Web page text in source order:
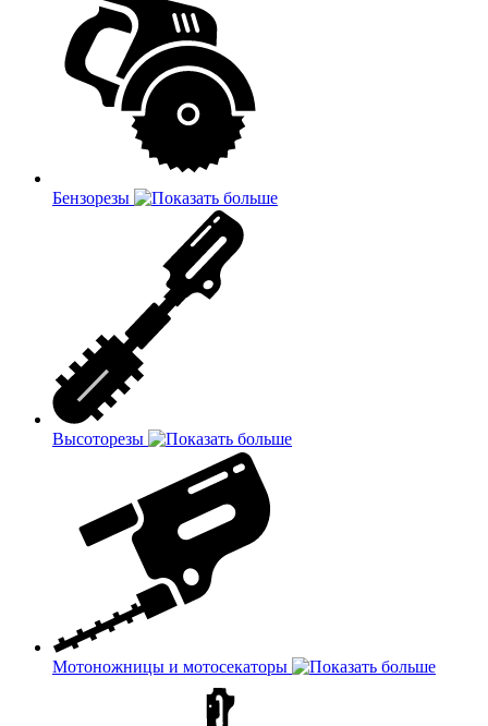
Бензорезы
Высоторезы
Мотоножницы и мотосекаторы